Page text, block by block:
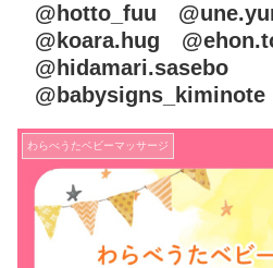
@hotto_fuu
@koara.hug
@hidamari.sasebo
わらべうたベビーマッサージ